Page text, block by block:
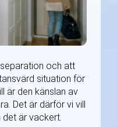
och att
situation för
är den känslan av
Det är därför vi vill
det är vackert.